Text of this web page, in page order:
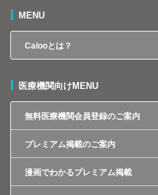
MENU
Calooとは？
医療機関向けMENU
無料医療機関会員登録のご案内
プレミアム掲載のご案内
漫画でわかるプレミアム掲載